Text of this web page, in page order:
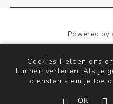
Powered by
Copyright ; 2026 ACB
Cookies Helpen ons
kunnen verlenen. Als je
diensten stem je toe
OK